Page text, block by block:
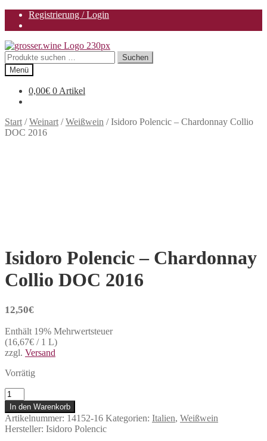
Registrierung / Login
Zur
Navigation
springen
Zum
Inhalt
springen
Suchen
nach:
Suchen
Menü
0,00€ 0 Artikel
Start /Weinart /Weißwein /Isidoro Polencic – Chardonnay Collio
DOC 2016
Isidoro Polencic – Chardonnay
Collio DOC 2016
12,50€
Enthält 19% Mehrwertsteuer
(16,67€ / 1 L)
zzgl. Versand
Vorrätig
Isidoro
Polencic
-
Chardonnay
Collio
In den Warenkorb
Artikelnummer: 14152-16 Kategorien: Italien, Weißwein
Hersteller: Isidoro Polencic